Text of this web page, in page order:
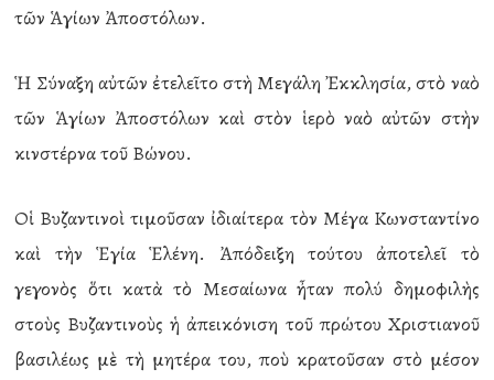
τῶν Ἁγίων Ἀποστόλων.
Ἡ Σύναξη αὐτῶν ἐτελεῖτο στὴ Μεγάλη Ἐκκλησία, στὸ ναὸ
τῶν Ἁγίων Ἀποστόλων καὶ στὸν ἱερὸ ναὸ αὐτῶν στὴν
κινστέρνα τοῦ Βώνου.
Οἱ Βυζαντινοὶ τιμοῦσαν ἰδιαίτερα τὸν Μέγα Κωνσταντίνο
καὶ τὴν Ἑγία Ἑλένη. Ἀπόδειξη τούτου ἀποτελεῖ τὸ
γεγονὸς ὅτι κατὰ τὸ Μεσαίωνα ἦταν πολύ δημοφιλὴς
στοὺς Βυζαντινοὺς ἡ ἀπεικόνιση τοῦ πρώτου Χριστιανοῦ
βασιλέως μὲ τὴ μητέρα του, ποὺ κρατοῦσαν στὸ μέσον